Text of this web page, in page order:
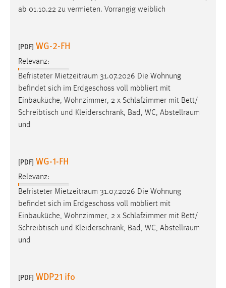
ab 01.10.22 zu vermieten. Vorrangig weiblich
[PDF] WG-2-FH
Relevanz:
Befristeter Mietzeitraum 31.07.2026 Die Wohnung
befindet sich im Erdgeschoss voll möbliert mit
Einbauküche, Wohnzimmer, 2 x Schlafzimmer mit Bett/
Schreibtisch und Kleiderschrank, Bad, WC, Abstellraum
und
[PDF] WG-1-FH
Relevanz:
Befristeter Mietzeitraum 31.07.2026 Die Wohnung
befindet sich im Erdgeschoss voll möbliert mit
Einbauküche, Wohnzimmer, 2 x Schlafzimmer mit Bett/
Schreibtisch und Kleiderschrank, Bad, WC, Abstellraum
und
[PDF] WDP21 ifo